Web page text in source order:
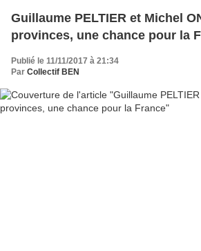
Guillaume PELTIER et Michel
provinces, une chance pour la
Publié le 11/11/2017 à 21:34
Par Collectif BEN